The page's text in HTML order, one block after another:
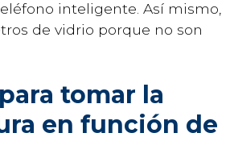
inteligente. Así mismo,
de vidrio porque no son
tomar la
en función de